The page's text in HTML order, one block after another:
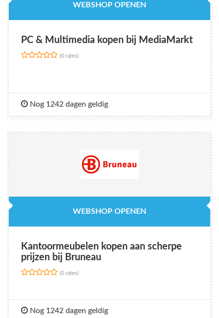
WEBSHOP OPENEN
PC & Multimedia kopen bij MediaMarkt
(0 rates)
Nog 1242 dagen geldig
WEBSHOP OPENEN
Kantoormeubelen kopen aan scherpe
prijzen bij Bruneau
(0 rates)
Nog 1242 dagen geldig